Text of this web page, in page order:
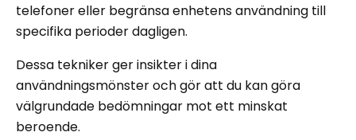
telefoner eller begränsa enhetens användning till
specifika perioder dagligen.
Dessa tekniker ger insikter i dina
användningsmönster och gör att du kan göra
välgrundade bedömningar mot ett minskat
beroende.